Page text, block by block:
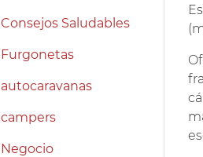
Consejos Saludables
Furgonetas
autocaravanas
campers
Negocio